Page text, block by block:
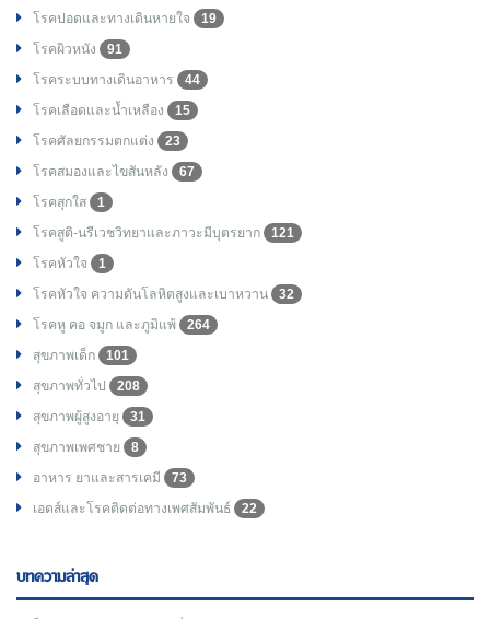
โรคปอดและทางเดินหายใจ
19
โรคผิวหนัง
91
โรคระบบทางเดินอาหาร
44
โรคเลือดและน้ำเหลือง
15
โรคศัลยกรรมตกแต่ง
23
โรคสมองและไขสันหลัง
67
โรคสุกใส
1
โรคสูติ-นรีเวชวิทยาและภาวะมีบุตรยาก
121
โรคหัวใจ
1
โรคหัวใจ ความดันโลหิตสูงและเบาหวาน
32
โรคหู คอ จมูก และภูมิแพ้
264
สุขภาพเด็ก
101
สุขภาพทั่วไป
208
สุขภาพผู้สูงอายุ
31
สุขภาพเพศชาย
8
อาหาร ยาและสารเคมี
73
เอดส์และโรคติดต่อทางเพศสัมพันธ์
22
บทความล่าสุด